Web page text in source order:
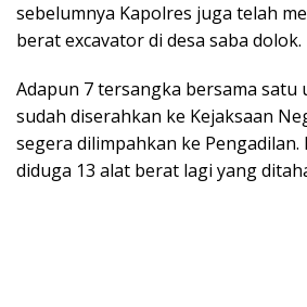
sebelumnya Kapolres juga telah
berat excavator di desa saba dolok.
Adapun 7 tersangka bersama satu
sudah diserahkan ke Kejaksaan
segera dilimpahkan ke Pengadilan.
diduga 13 alat berat lagi yang